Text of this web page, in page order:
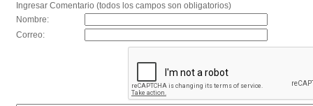
Ingresar Comentario (todos los campos son obligatorios)
Nombre:
Correo: